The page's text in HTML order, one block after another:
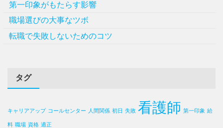
第一印象がもたらす影響
職場選びの大事なツボ
転職で失敗しないためのコツ
タグ
キャリアアップ コールセンター 人間関係 初日 失敗 看護師 第一印象 給
料 職場 資格 適正